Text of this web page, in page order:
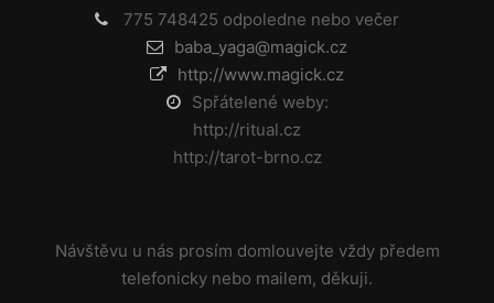
775 748425 odpoledne nebo večer
baba_yaga@magick.cz
http://www.magick.cz
Spřátelené weby:
http://ritual.cz
http://tarot-brno.cz
Návštěvu u nás prosím domlouvejte vždy předem
telefonicky nebo mailem, děkuji.